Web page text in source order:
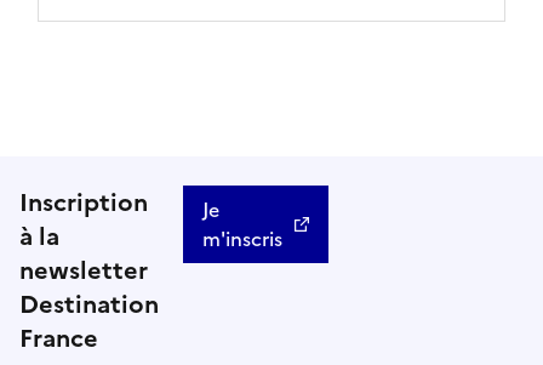
Inscription
à la
newsletter
Destination
France
Je
m'inscris